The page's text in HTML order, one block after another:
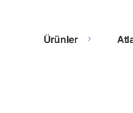
Ürünler